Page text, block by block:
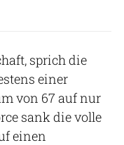
sprich die
einer
von 67 auf nur
sank die volle
einen